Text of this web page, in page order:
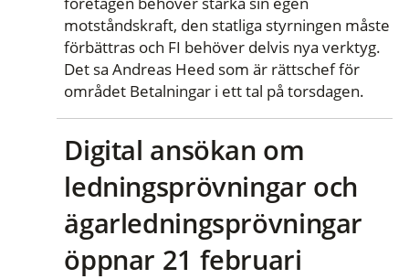
motståndskraft, den statliga styrningen måste
förbättras och FI behöver delvis nya verktyg.
Det sa Andreas Heed som är rättschef för
området Betalningar i ett tal på torsdagen.
Digital ansökan om
ledningsprövningar och
ägarledningsprövningar
öppnar 21 februari